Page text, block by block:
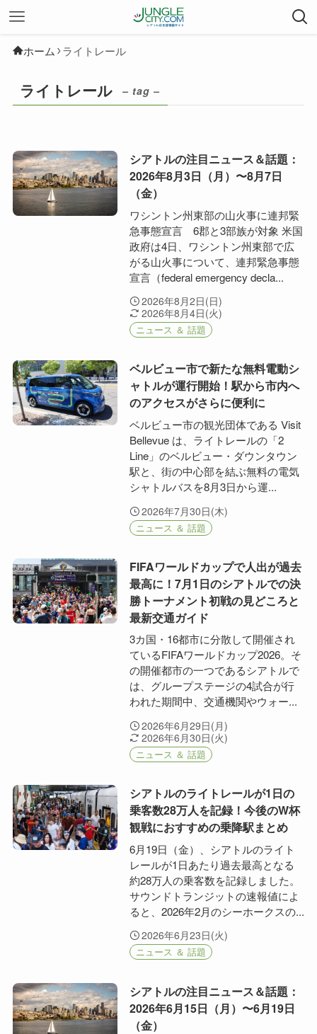
ホーム ライトレール
ライトレール – tag –
シアトルの注目ニュース＆話題：
2026年8月3日（月）〜8月7日
（金）
ワシントン州東部の山火事に連邦緊
急事態宣言 6郡と3部族が対象 米国
政府は4日、ワシントン州東部で広
がる山火事について、連邦緊急事態
宣言（federal emergency decla...
2026年8月2日(日)
2026年8月4日(火)
ニュース ＆ 話題
ベルビュー市で新たな無料電動シ
ャトルが運行開始！駅から市内へ
のアクセスがさらに便利に
ベルビュー市の観光団体である Visit
Bellevue は、ライトレールの「2
Line」のベルビュー・ダウンタウン
駅と、街の中心部を結ぶ無料の電気
シャトルバスを8月3日から運...
2026年7月30日(木)
ニュース ＆ 話題
FIFAワールドカップで人出が過去
最高に！7月1日のシアトルでの決
勝トーナメント初戦の見どころと
最新交通ガイド
3カ国・16都市に分散して開催され
ているFIFAワールドカップ2026。そ
の開催都市の一つであるシアトルで
は、グループステージの4試合が行
われた期間中、交通機関やウォー...
2026年6月29日(月)
2026年6月30日(火)
ニュース ＆ 話題
シアトルのライトレールが1日の
乗客数28万人を記録！今後のW杯
観戦におすすめの乗降駅まとめ
6月19日（金）、シアトルのライト
レールが1日あたり過去最高となる
約28万人の乗客数を記録しました。
サウンドトランジットの速報値によ
ると、2026年2月のシーホークスの...
2026年6月23日(火)
ニュース ＆ 話題
シアトルの注目ニュース＆話題：
2026年6月15日（月）〜6月19日
（金）